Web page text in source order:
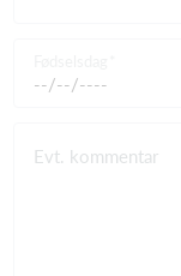
Evt. kommentar